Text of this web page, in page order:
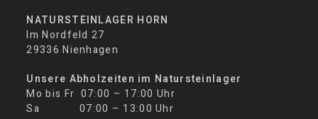
NATURSTEINLAGER HORN
Im Nordfeld 27
29336 Nienhagen
Unsere Abholzeiten im Natursteinlager
Mo bis Fr 07:00 – 17:00 Uhr
Sa 07:00 – 13:00 Uhr